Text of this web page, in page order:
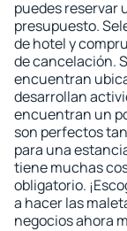
puedes reservar
presupuesto.
de hotel y
de cancelación.
encuentran
desarrollan
encuentran un
son perfectos
para una
tiene muchas
obligatorio.
a hacer las
negocios ahora